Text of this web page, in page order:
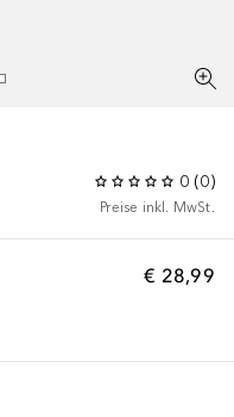
0 (0)
Preise inkl. MwSt.
€ 28,99